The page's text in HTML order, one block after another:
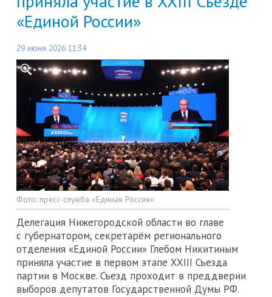
«Единой России»
29 июня 2026 11:34
Фото: пресс-служба «Единая Россия»
Делегация Нижегородской области во главе
с губернатором, секретарём регионального
отделения «Единой России» Глебом Никитиным
приняла участие в первом этапе XXIII Съезда
партии в Москве. Съезд проходит в преддверии
выборов депутатов Государственной Думы РФ.